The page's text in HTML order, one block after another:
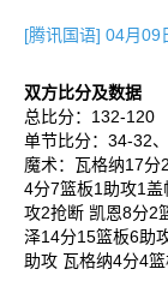
[腾讯国语] 04月09
双方比分及数据
总比分：132-120
单节比分：34-32
魔术：瓦格纳17分
4分7篮板1助攻1
攻2抢断 凯恩8分2
泽14分15篮板6助
助攻 瓦格纳4分4